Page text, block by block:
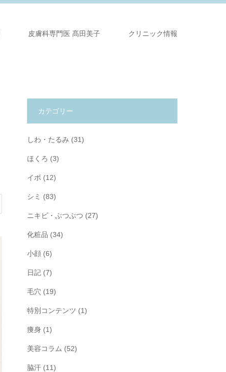
皮膚科専門医 髙田美子 クリニック情報
カテゴリー
しわ・たるみ (31)
ほくろ (3)
イボ (12)
シミ (83)
ニキビ・ぶつぶつ (27)
化粧品 (34)
小顔 (6)
日記 (7)
毛穴 (19)
特別コンテンツ (1)
痩身 (1)
美容コラム (52)
脇汗 (11)